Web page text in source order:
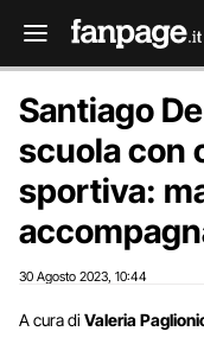
Santiago
scuola con
sportiva:
30 Agosto 2023 10:44
A cura di Valeria